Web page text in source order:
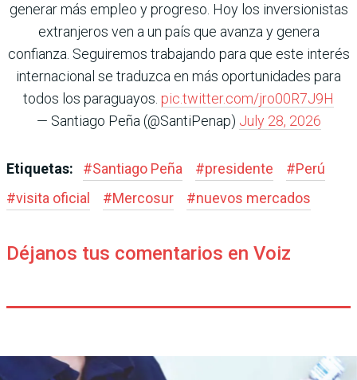
generar más empleo y progreso. Hoy los inversionistas
extranjeros ven a un país que avanza y genera
confianza. Seguiremos trabajando para que este interés
internacional se traduzca en más oportunidades para
todos los paraguayos. pic.twitter.com/jro00R7J9H
— Santiago Peña (@SantiPenap) July 28, 2026
Etiquetas: #Santiago Peña #presidente #Perú
#visita oficial #Mercosur #nuevos mercados
Déjanos tus comentarios en Voiz